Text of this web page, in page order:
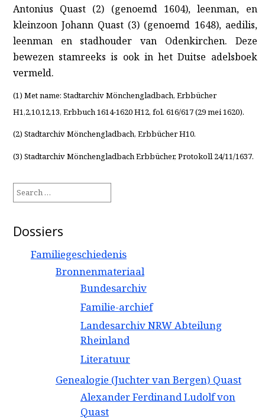
Antonius Quast (2) (genoemd 1604), leenman, en
kleinzoon Johann Quast (3) (genoemd 1648), aedilis,
leenman en stadhouder van Odenkirchen. Deze
bewezen stamreeks is ook in het Duitse adelsboek
vermeld.
(1) Met name: Stadtarchiv Mönchengladbach, Erbbücher
H1,2,10,12,13, Erbbuch 1614-1620 H12, fol. 616/617 (29 mei 1620).
(2) Stadtarchiv Mönchengladbach, Erbbücher H10.
(3) Stadtarchiv Mönchengladbach Erbbücher, Protokoll 24/11/1637.
for:
Dossiers
Familiegeschiedenis
Bronnenmateriaal
Bundesarchiv
Familie-archief
Landesarchiv NRW Abteilung
Rheinland
Literatuur
Genealogie (Juchter van Bergen) Quast
Alexander Ferdinand Ludolf von
Quast